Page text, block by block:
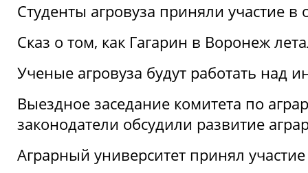
Студенты агровуза приняли участие в
Сказ о том, как Гагарин в Воронеж
Ученые агровуза будут работать над
Выездное заседание комитета по
законодатели обсудили развитие
Аграрный университет принял